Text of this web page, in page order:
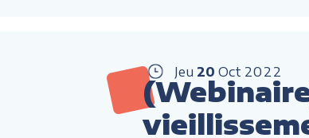
Jeu 20 Oct 2022